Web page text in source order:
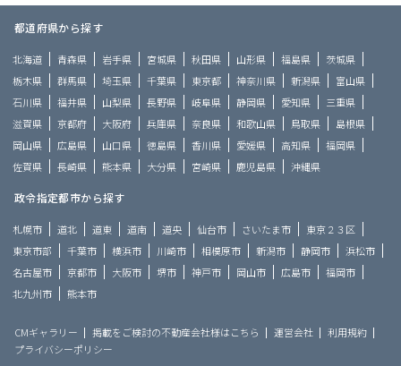
都道府県から探す
北海道 青森県 岩手県 宮城県 秋田県 山形県 福島県
茨城県
栃木県
群馬県 埼玉県 千葉県 東京都 神奈川県 新潟県
富山県
石川県
福井県 山梨県 長野県 岐阜県 静岡県 愛知県
三重県
滋賀県
京都府 大阪府 兵庫県 奈良県 和歌山県 鳥取県
島根県
岡山県
広島県 山口県 徳島県 香川県 愛媛県 高知県
福岡県
佐賀県
長崎県 熊本県 大分県 宮崎県 鹿児島県 沖縄県
政令指定都市から探す
札幌市 道北 道東 道南 道央 仙台市 さいたま市
東京２３区
東京市部
千葉市 横浜市 川崎市 相模原市 新潟市 静岡市
浜松市
名古屋市
京都市 大阪市 堺市 神戸市 岡山市 広島市
福岡市
北九州市
熊本市
CMギャラリー 掲載をご検討の不動産会社様はこちら 運営会社
利用規約
プライバシーポリシー